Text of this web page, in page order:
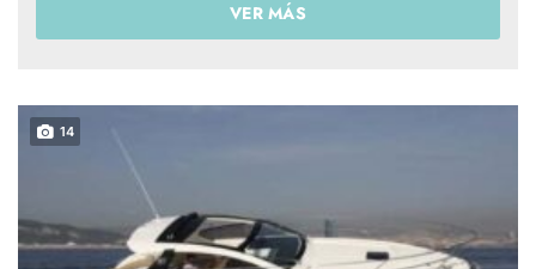
VER MÁS
14